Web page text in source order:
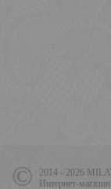
2014 - 2026
Интернет-